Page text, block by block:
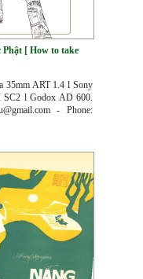
Phật [ How to take
35mm ART 1.4 l Sony
l Godox AD 600.
- Phone: